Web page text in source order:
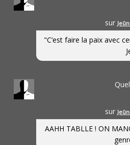
sur
"C’est faire la paix avec
sur
AAHH TABLLE ! ON